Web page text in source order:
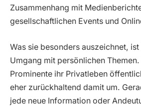
Zusammenhang mit
gesellschaftlichen Events und
Was sie besonders auszeichnet,
Umgang mit persönlichen
Prominente ihr Privatleben
eher zurückhaltend damit um.
jede neue Information oder